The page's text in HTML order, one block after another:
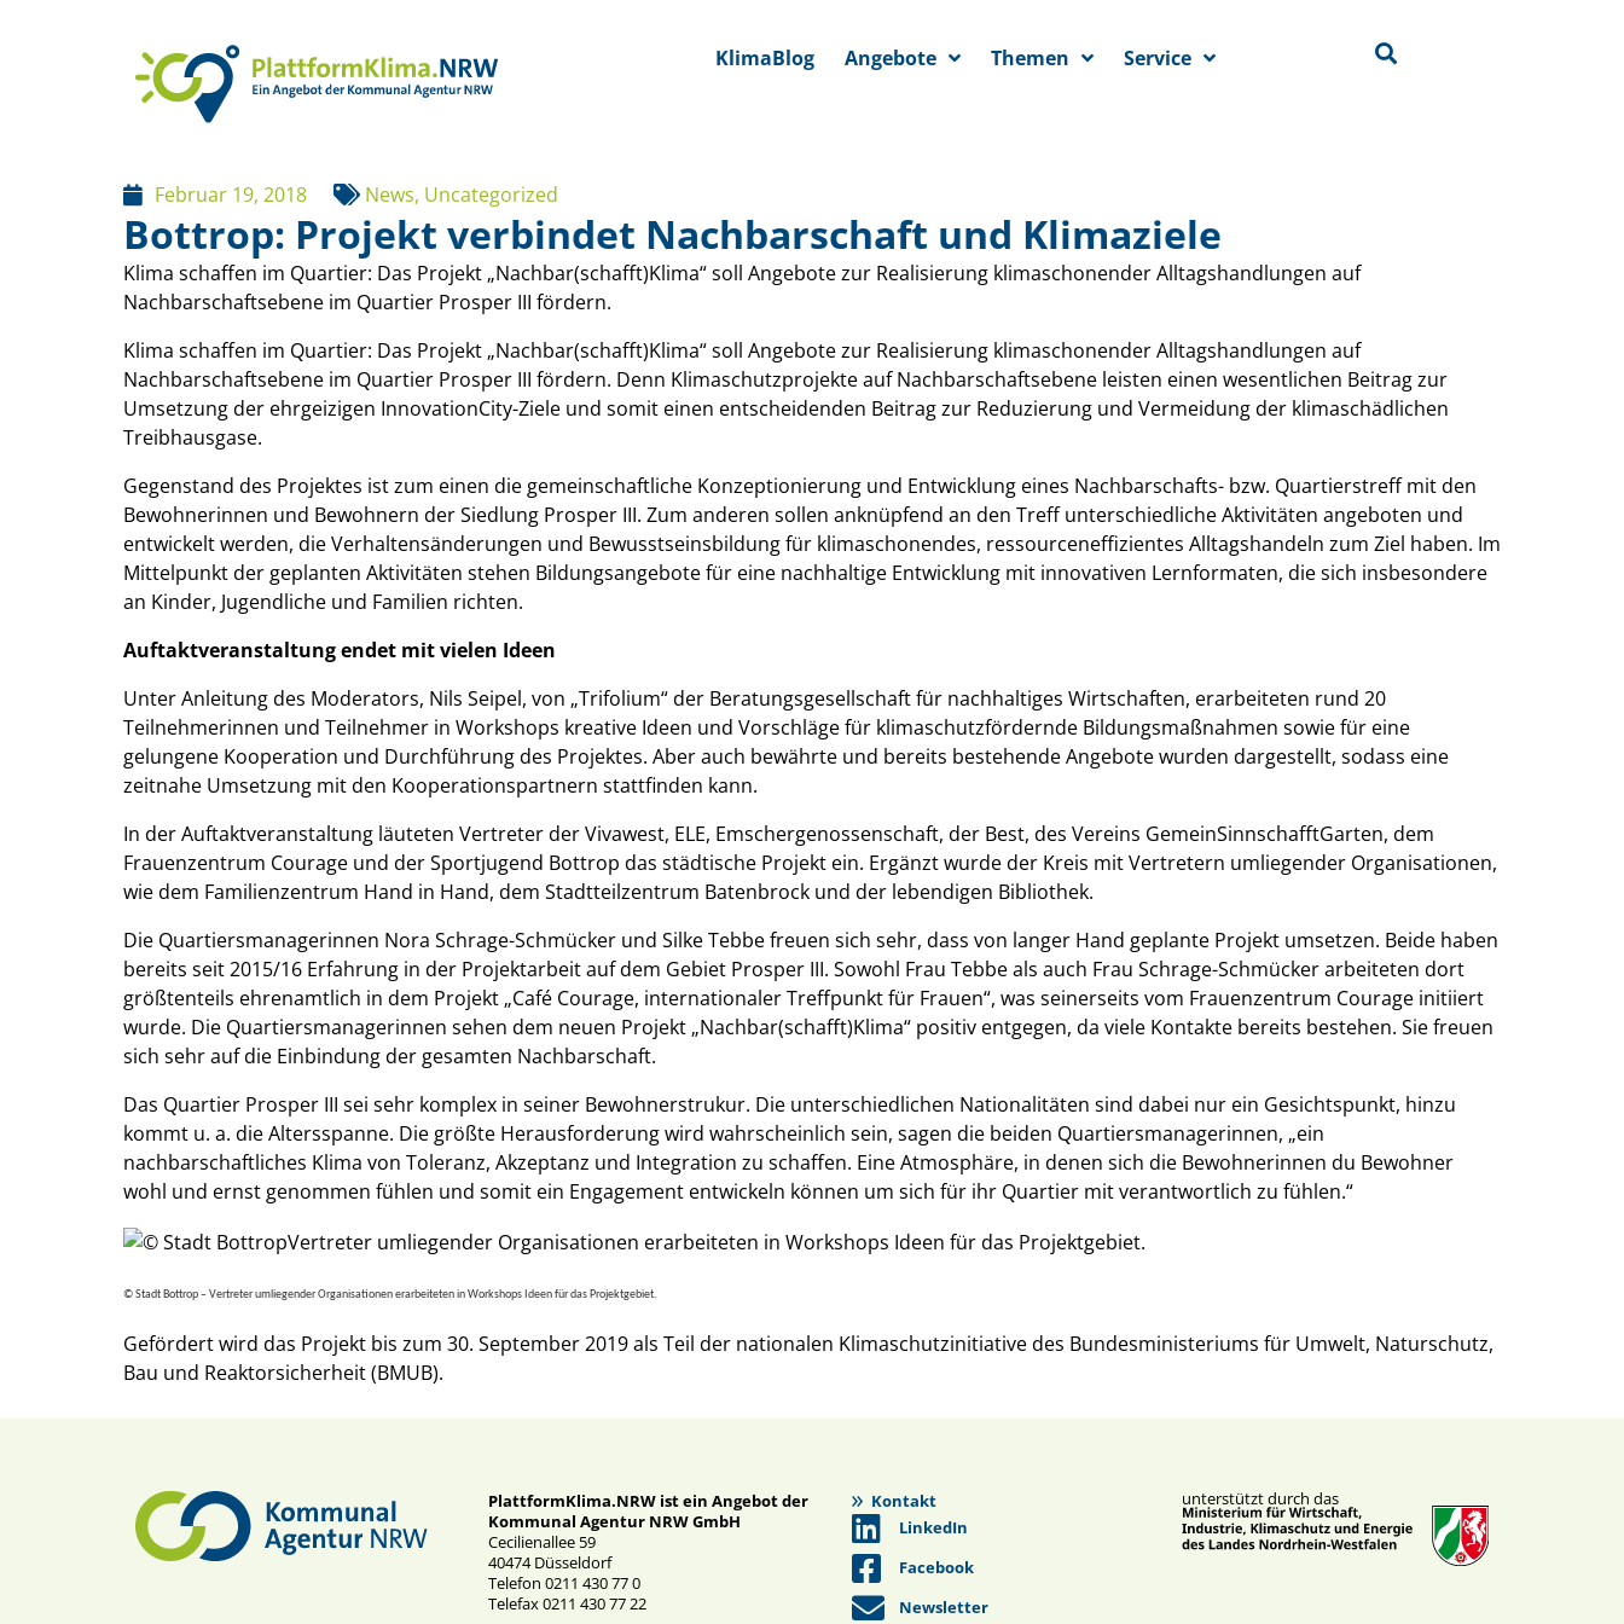
KlimaBlog Angebote Themen Service
Februar 19, 2018 News, Uncategorized
Bottrop: Projekt verbindet Nachbarschaft und Klimaziele
Klima schaffen im Quartier: Das Projekt „Nachbar(schafft)Klima“ soll Angebote zur Realisierung klimaschonender Alltagshandlungen auf
Nachbarschaftsebene im Quartier Prosper III fördern.
Klima schaffen im Quartier: Das Projekt „Nachbar(schafft)Klima“ soll Angebote zur Realisierung klimaschonender Alltagshandlungen auf
Nachbarschaftsebene im Quartier Prosper III fördern. Denn Klimaschutzprojekte auf Nachbarschaftsebene leisten einen wesentlichen Beitrag zur
Umsetzung der ehrgeizigen InnovationCity-Ziele und somit einen entscheidenden Beitrag zur Reduzierung und Vermeidung der klimaschädlichen
Treibhausgase.
Gegenstand des Projektes ist zum einen die gemeinschaftliche Konzeptionierung und Entwicklung eines Nachbarschafts- bzw. Quartierstreff mit den
Bewohnerinnen und Bewohnern der Siedlung Prosper III. Zum anderen sollen anknüpfend an den Treff unterschiedliche Aktivitäten angeboten und
entwickelt werden, die Verhaltensänderungen und Bewusstseinsbildung für klimaschonendes, ressourceneffizientes Alltagshandeln zum Ziel haben. Im
Mittelpunkt der geplanten Aktivitäten stehen Bildungsangebote für eine nachhaltige Entwicklung mit innovativen Lernformaten, die sich insbesondere
an Kinder, Jugendliche und Familien richten.
Auftaktveranstaltung endet mit vielen Ideen
Unter Anleitung des Moderators, Nils Seipel, von „Trifolium“ der Beratungsgesellschaft für nachhaltiges Wirtschaften, erarbeiteten rund 20
Teilnehmerinnen und Teilnehmer in Workshops kreative Ideen und Vorschläge für klimaschutzfördernde Bildungsmaßnahmen sowie für eine
gelungene Kooperation und Durchführung des Projektes. Aber auch bewährte und bereits bestehende Angebote wurden dargestellt, sodass eine
zeitnahe Umsetzung mit den Kooperationspartnern stattfinden kann.
In der Auftaktveranstaltung läuteten Vertreter der Vivawest, ELE, Emschergenossenschaft, der Best, des Vereins GemeinSinnschafftGarten, dem
Frauenzentrum Courage und der Sportjugend Bottrop das städtische Projekt ein. Ergänzt wurde der Kreis mit Vertretern umliegender Organisationen,
wie dem Familienzentrum Hand in Hand, dem Stadtteilzentrum Batenbrock und der lebendigen Bibliothek.
Die Quartiersmanagerinnen Nora Schrage-Schmücker und Silke Tebbe freuen sich sehr, dass von langer Hand geplante Projekt umsetzen. Beide haben
bereits seit 2015/16 Erfahrung in der Projektarbeit auf dem Gebiet Prosper III. Sowohl Frau Tebbe als auch Frau Schrage-Schmücker arbeiteten dort
größtenteils ehrenamtlich in dem Projekt „Café Courage, internationaler Treffpunkt für Frauen“, was seinerseits vom Frauenzentrum Courage initiiert
wurde. Die Quartiersmanagerinnen sehen dem neuen Projekt „Nachbar(schafft)Klima“ positiv entgegen, da viele Kontakte bereits bestehen. Sie freuen
sich sehr auf die Einbindung der gesamten Nachbarschaft.
Das Quartier Prosper III sei sehr komplex in seiner Bewohnerstrukur. Die unterschiedlichen Nationalitäten sind dabei nur ein Gesichtspunkt, hinzu
kommt u. a. die Altersspanne. Die größte Herausforderung wird wahrscheinlich sein, sagen die beiden Quartiersmanagerinnen, „ein
nachbarschaftliches Klima von Toleranz, Akzeptanz und Integration zu schaffen. Eine Atmosphäre, in denen sich die Bewohnerinnen du Bewohner
wohl und ernst genommen fühlen und somit ein Engagement entwickeln können um sich für ihr Quartier mit verantwortlich zu fühlen.“
© Stadt Bottrop –Vertreter umliegender Organisationen erarbeiteten in Workshops Ideen für das Projektgebiet.
Gefördert wird das Projekt bis zum 30. September 2019 als Teil der nationalen Klimaschutzinitiative des Bundesministeriums für Umwelt, Naturschutz,
Bau und Reaktorsicherheit (BMUB).
PlattformKlima.NRW ist ein Angebot der
Kommunal Agentur NRW GmbH
Cecilienallee 59
40474 Düsseldorf
Telefon 0211 430 77 0
Telefax 0211 430 77 22
Kontakt
LinkedIn
Facebook
Newsletter
unterstützt durch das